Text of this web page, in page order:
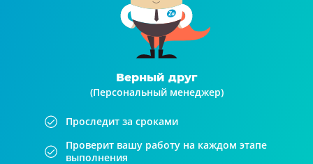
Верный друг
(Персональный менеджер)
Проследит за сроками
Проверит вашу работу на каждом этапе
выполнения